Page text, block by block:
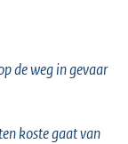
de weg in gevaar
koste gaat van